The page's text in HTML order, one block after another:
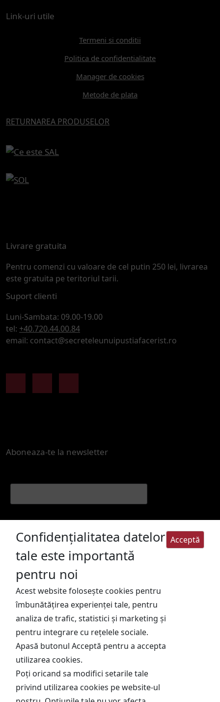
Link-uri utile
Termeni si conditii
Politica de confidentialitate
Manager de cookies
Metode de plata
RETURNAREA PRODUSELOR
Livrare gratuita
Pentru comenzi cu valoare de cel putin 250 lei, livrarea
este gratuita pe teritoriul tarii.
Suport clienti
Luni-Sambata: 09.00-19.00
tel: +40.720.44.00.84
email: contact@secreteleunuipustiafacerist.ro
Aboneaza-te la newsletter
Email (obligatoriu)
Sunt de acord cu Politica de
confidentialitate
Copyright © 2022 - secreteleunuipustiafacerist.ro. Toate
Confidențialitatea datelor
tale este importantă
pentru noi
Acest website folosește cookies pentru
îmbunătățirea experienței tale, pentru
analiza de trafic, statistici și marketing și
pentru integrare cu rețelele sociale.
Apasă butonul Acceptă pentru a accepta
utilizarea cookies.
Poți oricand sa modifici setarile tale
privind utilizarea cookies pe website-ul
Acceptă